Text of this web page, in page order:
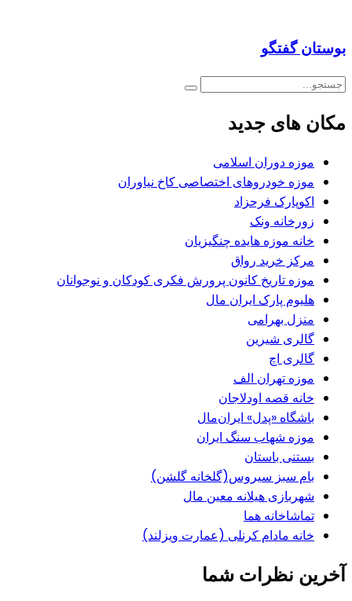
بوستان گفتگو
مکان های جدید
موزه دوران اسلامی
موزه خودروهای اختصاصی کاخ نیاوران
اکوپارک فرحزاد
زورخانه ونک
خانه موزه هایده چنگیزیان
مرکز خرید رواق
موزه تاریخ کانون پرورش فکری کودکان و نوجوانان
هلیوم پارک ایران مال
منزل بهرامی
گالری شیرین
گالری اچ
موزه تهران الف
خانه قصه اودلاجان
باشگاه «پدل» ایران‌مال
موزه شهاب سنگ ایران
بستنی باستان
بام سبز سیروس(گلخانه گلشن)
شهربازی هیلانه معین مال
تماشاخانه هما
خانه مادام کرنلی (عمارت ویزلند)
آخرین نظرات شما